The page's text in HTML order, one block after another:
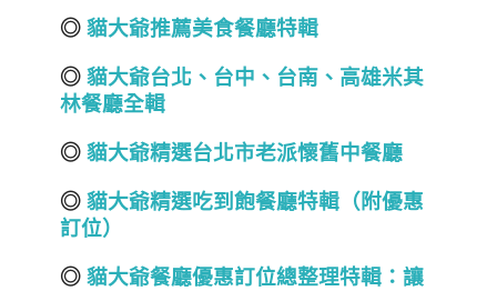
◎ 貓大爺推薦美食餐廳特輯
◎ 貓大爺台北 、 台中 、 台南 、 高雄米其
林餐廳全輯
◎ 貓大爺精選台北市老派懷舊中餐廳
◎ 貓大爺精選吃到飽餐廳特輯（附優惠
訂位）
◎ 貓大爺餐廳優惠訂位總整理特輯：讓